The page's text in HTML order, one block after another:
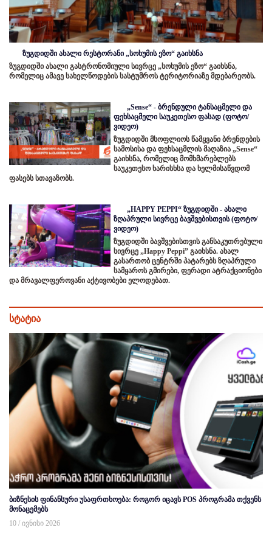
ზუგდიდში ახალი რესტორანი „სოხუმის ეზო“ გაიხსნა
ზუგდიდში ახალი გასტრონომიული სივრცე „სოხუმის ეზო“ გაიხსნა,
რომელიც ამავე სახელწოდების სასტუმროს ტერიტორიაზე მდებარეობს.
„Sense“ - ბრენდული ტანსაცმელი და
ფეხსაცმელი საუკეთესო ფასად (ფოტო/
ვიდეო)
ზუგდიდში მსოფლიოს წამყვანი ბრენდების
სამოსისა და ფეხსაცმლის მაღაზია „Sense“
გაიხსნა, რომელიც მომხმარებლებს
საუკეთესო ხარისხსა და ხელმისაწვდომ
ფასებს სთავაზობს.
„HAPPY PEPPI“ ზუგდიდში - ახალი
ზღაპრული სივრცე ბავშვებისთვის (ფოტო/
ვიდეო)
ზუგდიდში ბავშვებისთვის განსაკუთრებული
სივრცე „Happy Peppi” გაიხსნა. ახალ
გასართობ ცენტრში პატარებს ზღაპრული
სამყაროს გმირები, ფერადი ატრაქციონები
და მრავალფეროვანი აქტივობები ელოდებათ.
სტატია
ბიზნესის ფინანსური უსაფრთხოება: როგორ იცავს POS პროგრამა თქვენს
მონაცემებს
10 / ივნისი 2026